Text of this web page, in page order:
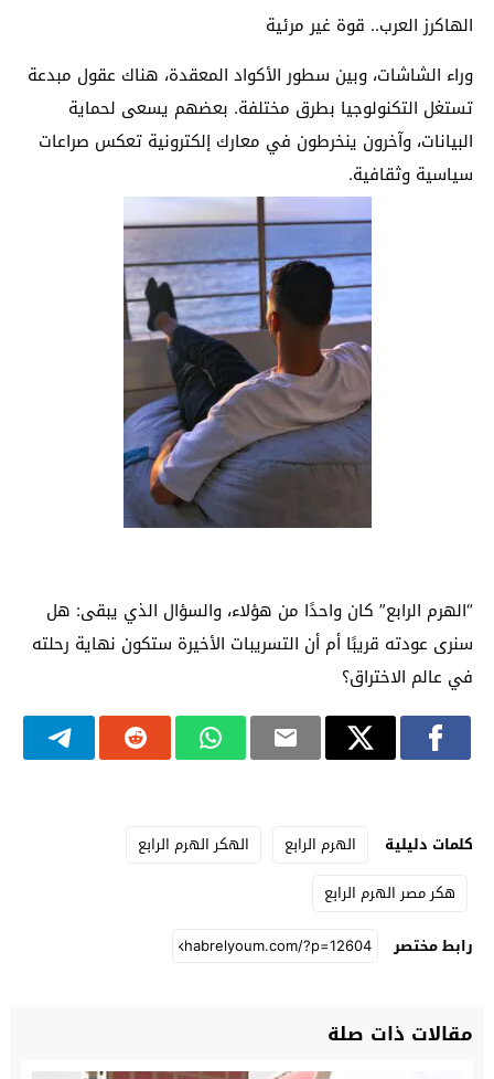
الهاكرز العرب.. قوة غير مرئية
وراء الشاشات، وبين سطور الأكواد المعقدة، هناك عقول مبدعة
تستغل التكنولوجيا بطرق مختلفة. بعضهم يسعى لحماية
البيانات، وآخرون ينخرطون في معارك إلكترونية تعكس صراعات
سياسية وثقافية.
“الهرم الرابع” كان واحدًا من هؤلاء، والسؤال الذي يبقى: هل
سنرى عودته قريبًا أم أن التسريبات الأخيرة ستكون نهاية رحلته
في عالم الاختراق؟
كلمات دليلية الهرم الرابع
الهكر الهرم الرابع
هكر مصر الهرم الرابع
رابط مختصر
مقالات ذات صلة